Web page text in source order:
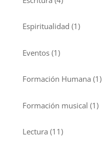
Espiritualidad (1)
Eventos(1)
Formación Humana (1)
Formación musical (1)
Lectura (11)